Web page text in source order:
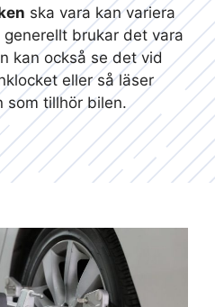
ska vara kan variera
brukar det vara
kan också se det vid
eller så läser
som tillhör bilen.